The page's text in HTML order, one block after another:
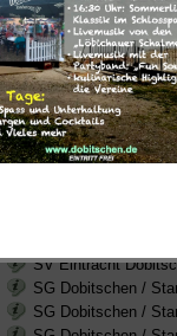
Freitag,
Freitag,
SV Eintracht
SG Dobitschen /
SG Dobitschen /